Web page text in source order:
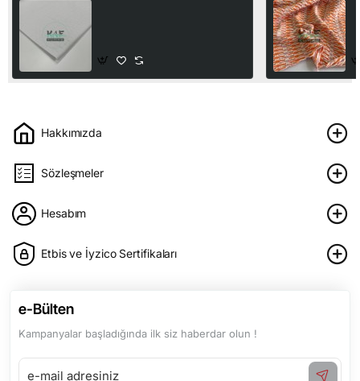
Hakkımızda
Sözleşmeler
Hesabım
Etbis ve İyzico Sertifikaları
e-Bülten
Kampanyalar başladığında ilk siz haberdar olun !
e-